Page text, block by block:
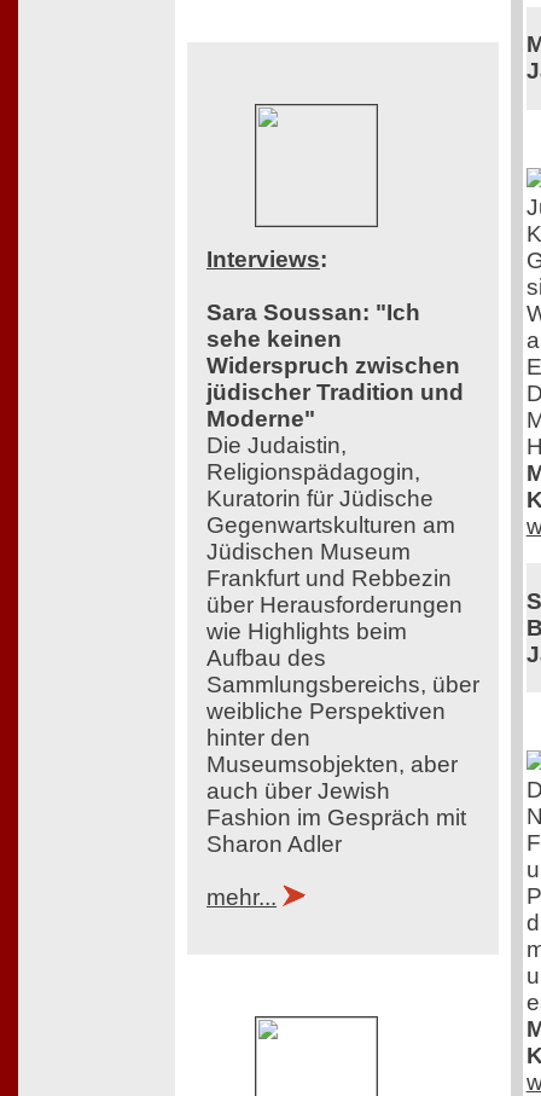
Interviews:
Sara Soussan: "Ich
sehe keinen
Widerspruch zwischen
jüdischer Tradition und
Moderne"
Die Judaistin,
Religionspädagogin,
Kuratorin für Jüdische
Gegenwartskulturen am
Jüdischen Museum
Frankfurt und Rebbezin
über Herausforderungen
wie Highlights beim
Aufbau des
Sammlungsbereichs, über
weibliche Perspektiven
hinter den
Museumsobjekten, aber
auch über Jewish
Fashion im Gespräch mit
Sharon Adler
mehr...